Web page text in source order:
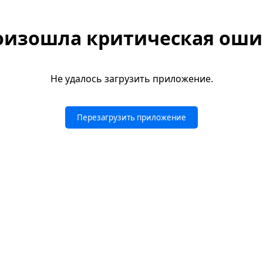
критическая
Не удалось загрузить приложение.
Перезагрузить приложение